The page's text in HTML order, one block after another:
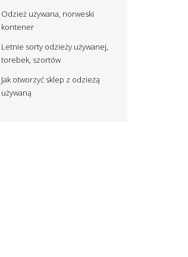
Odzież używana, norweski
kontener
Letnie sorty odzieży używanej,
torebek, szortów
Jak otworzyć sklep z odzieżą
używaną